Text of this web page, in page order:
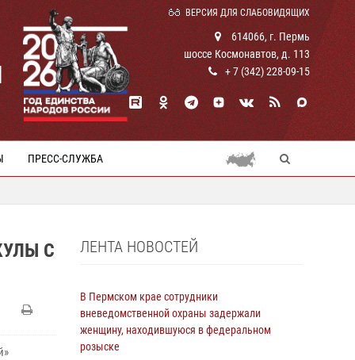
ВЕРСИЯ ДЛЯ СЛАБОВИДЯЩИХ
614066, г. Пермь
шоссе Космонавтов, д. 113
+ 7 (342) 228-09-15
ПРЕСС-СЛУЖБА
С
ЛЕНТА НОВОСТЕЙ
В Пермском крае сотрудники
вневедомственной охраны задержали
женщину, находившуюся в федеральном
розыске